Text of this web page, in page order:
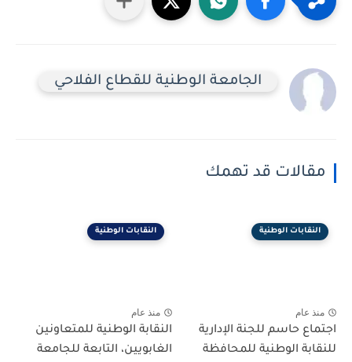
الجامعة الوطنية للقطاع الفلاحي
مقالات قد تهمك
النقابات الوطنية
منذ عام
اجتماع حاسم للجنة الإدارية
للنقابة الوطنية للمحافظة
النقابات الوطنية
منذ عام
النقابة الوطنية للمتعاونين
الغابويين، التابعة للجامعة